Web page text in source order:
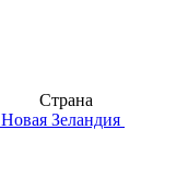
Страна
Новая Зеландия